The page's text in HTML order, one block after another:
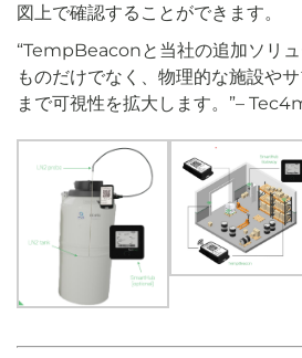
図上で確認することができます。
“TempBeaconと当社の追加ソリ
ものだけでなく、物理的な施設や
まで可視性を拡大します。”–